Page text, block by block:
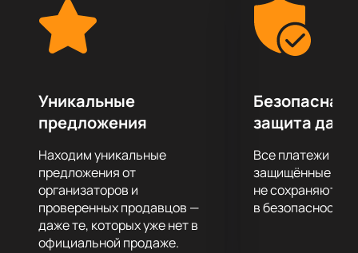
классической музыки в исполнении настоящих
виртуозов!
Уникальные
предложения
Находим уникальные
предложения от
организаторов и
проверенных продавцов —
даже те, которых уже нет в
официальной продаже.
Безопасная
защита
Все платежи
защищённые
не сохраняются
в безопасности.